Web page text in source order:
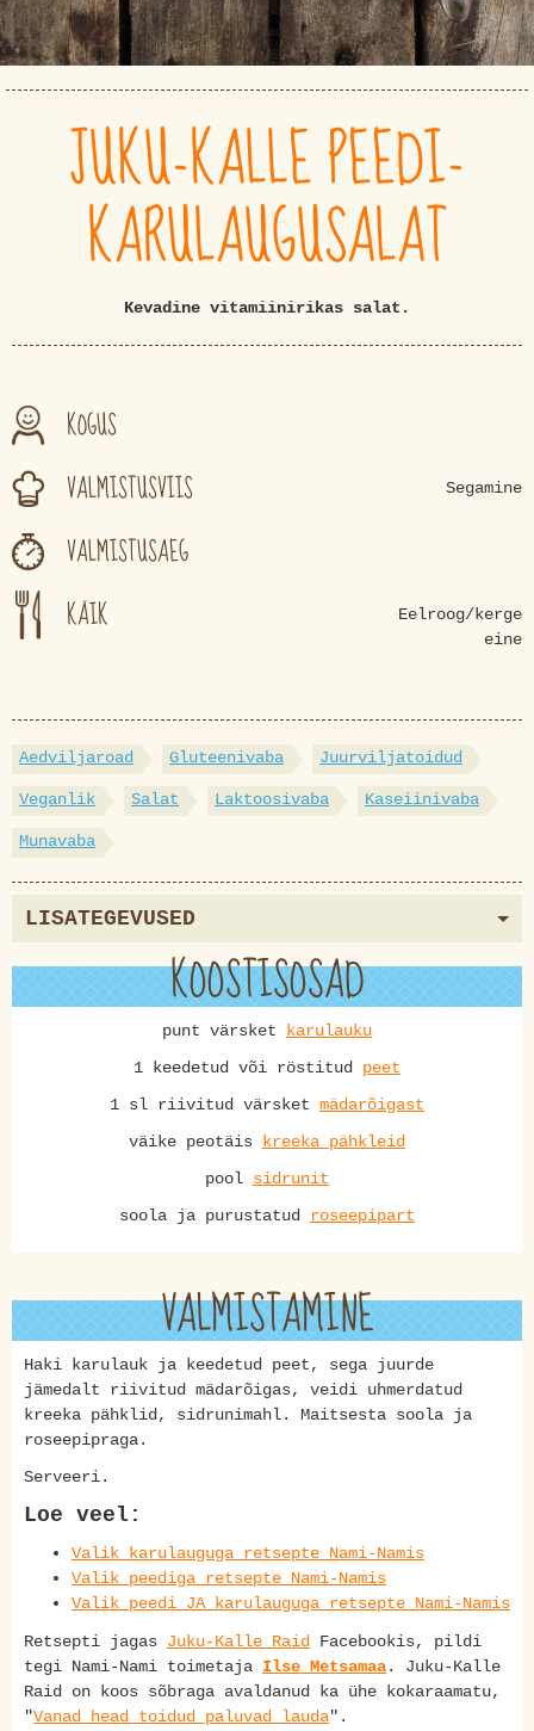
JUKU-KALLE PEEDI-
KARULAUGUSALAT
Kevadine vitamiinirikas salat.
KOGUS
VALMISTUSVIIS
Segamine
VALMISTUSAEG
KÄIK
Eelroog/kerge
eine
Aedviljaroad Gluteenivaba Juurviljatoidud
Veganlik Salat Laktoosivaba Kaseiinivaba
Munavaba
LISATEGEVUSED
KOOSTISOSAD
punt värsket karulauku
1 keedetud või röstitud peet
1 sl riivitud värsket mädarõigast
väike peotäis kreeka pähkleid
pool sidrunit
soola ja purustatud roseepipart
VALMISTAMINE
Haki karulauk ja keedetud peet, sega juurde
jämedalt riivitud mädarõigas, veidi uhmerdatud
kreeka pähklid, sidrunimahl. Maitsesta soola ja
roseepipraga.
Serveeri.
Loe veel:
Valik karulauguga retsepte Nami-Namis
Valik peediga retsepte Nami-Namis
Valik peedi JA karulauguga retsepte Nami-Namis
Retsepti jagas Juku-Kalle Raid Facebookis, pildi
tegi Nami-Nami toimetaja Ilse Metsamaa. Juku-Kalle
Raid on koos sõbraga avaldanud ka ühe kokaraamatu,
"Vanad head toidud paluvad lauda".